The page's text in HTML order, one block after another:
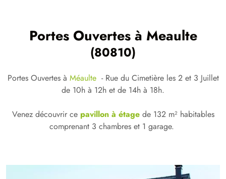
Portes Ouvertes à Meaulte
(80810)
Portes Ouvertes à Méaulte - Rue du Cimetière les 2 et 3 Juillet
de 10h à 12h et de 14h à 18h.
Venez découvrir ce pavillon à étagede 132 m² habitables
comprenant 3 chambres et 1 garage.